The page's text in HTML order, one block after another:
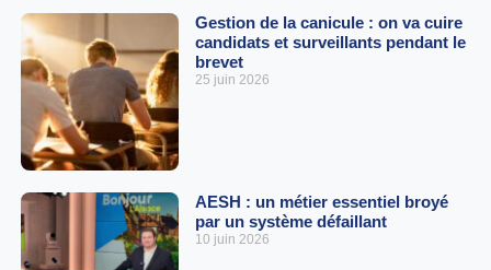
Gestion de la canicule : on va cuire
candidats et surveillants pendant le
brevet
25 juin 2026
AESH : un métier essentiel broyé
par un système défaillant
10 juin 2026